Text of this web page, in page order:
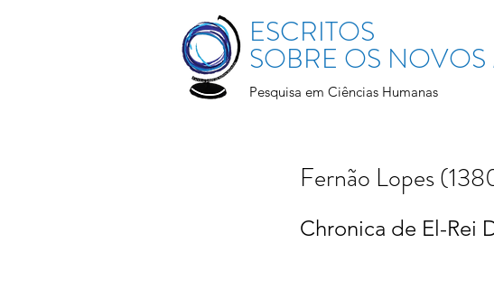
ESCRITOS
SOBRE OS
Pesquisa em Ciências Humanas
Fernão Lopes
Chronica de El-Rei